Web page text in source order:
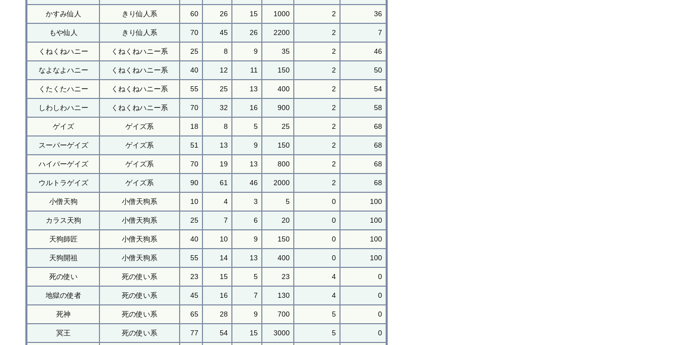
かすみ仙人 きり仙人系 60 26 15 1000 2 36
もや仙人 きり仙人系 70 45 26 2200 2 7
くねくねハニー くねくねハニー系 25 8 9 35 2 46
なよなよハニー くねくねハニー系 40 12 11 150 2 50
くたくたハニー くねくねハニー系 55 25 13 400 2 54
しわしわハニー くねくねハニー系 70 32 16 900 2 58
ゲイズ ゲイズ系 18 8 5 25 2 68
スーパーゲイズ ゲイズ系 51 13 9 150 2 68
ハイパーゲイズ ゲイズ系 70 19 13 800 2 68
ウルトラゲイズ ゲイズ系 90 61 46 2000 2 68
小僧天狗 小僧天狗系 10 4 3 5 0 100
カラス天狗 小僧天狗系 25 7 6 20 0 100
天狗師匠 小僧天狗系 40 10 9 150 0 100
天狗開祖 小僧天狗系 55 14 13 400 0 100
死の使い 死の使い系 23 15 5 23 4 0
地獄の使者 死の使い系 45 16 7 130 4 0
死神 死の使い系 65 28 9 700 5 0
冥王 死の使い系 77 54 15 3000 5 0